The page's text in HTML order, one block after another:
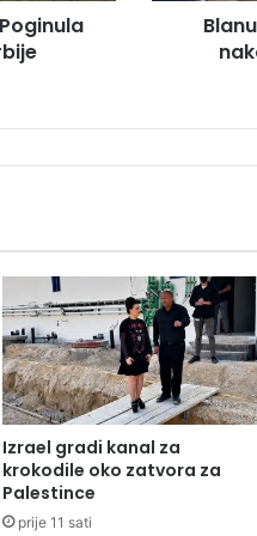
o
c
i
j
u
d
a
s
e
n
a
Izrael gradi kanal za
krokodile oko zatvora za
Palestince
prije 11 sati